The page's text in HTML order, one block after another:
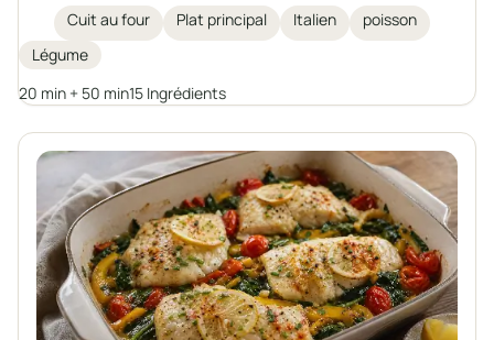
plat. Un plat idéal pour les journées d'automne et
d'hiver, inspiré de la cuisine italienne. Un gratin
complet, riche en légumes et en herbes
aromatiques, qui ne nécessite pas de préparations
Cuit au four Plat principal Italien
poisson
Légume
20 min + 50 min15 Ingrédients